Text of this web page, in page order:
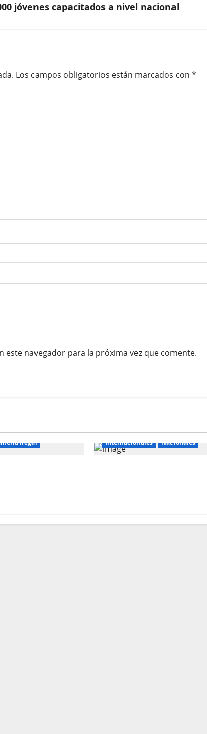
jóvenes capacitados a nivel nacional
Los campos obligatorios están marcados con *
navegador para la próxima vez que comente.
Ilegal Internacionales Nacionales